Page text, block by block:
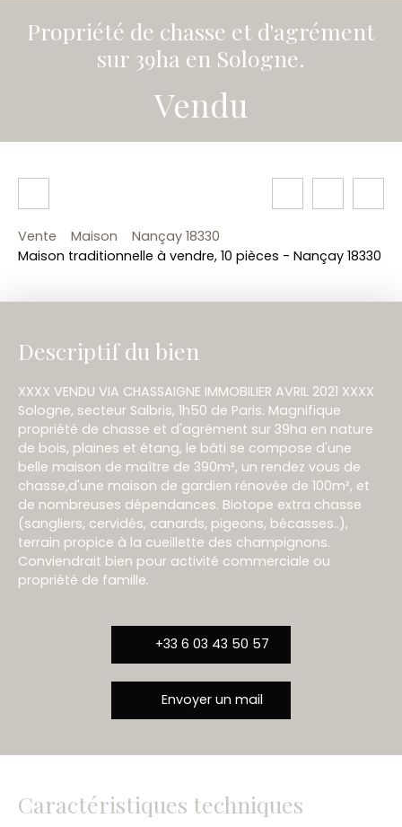
Propriété de chasse et d'agrément
sur 39ha en Sologne.
Vendu
Vente Maison
Nançay 18330
Maison traditionnelle à vendre, 10 pièces - Nançay 18330
Descriptif du bien
XXXX VENDU VIA CHASSAIGNE IMMOBILIER AVRIL 2021 XXXX
Sologne, secteur Salbris, 1h50 de Paris. Magnifique
propriété de chasse et d'agrément sur 39ha en nature
de bois, plaines et étang, le bâti se compose d'une
belle maison de maître de 390m², un rendez vous de
chasse,d'une maison de gardien rénovée de 100m², et
de nombreuses dépendances. Biotope extra chasse
(sangliers, cervidés, canards, pigeons, bécasses..),
terrain propice à la cueillette des champignons.
Conviendrait bien pour activité commerciale ou
propriété de famille.
+33 6 03 43 50 57
Envoyer un mail
Caractéristiques techniques